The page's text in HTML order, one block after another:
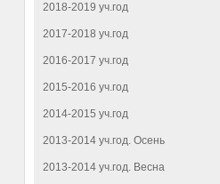
2018-2019 уч.год
2017-2018 уч.год
2016-2017 уч.год
2015-2016 уч.год
2014-2015 уч.год
2013-2014 уч.год. Осень
2013-2014 уч.год. Весна